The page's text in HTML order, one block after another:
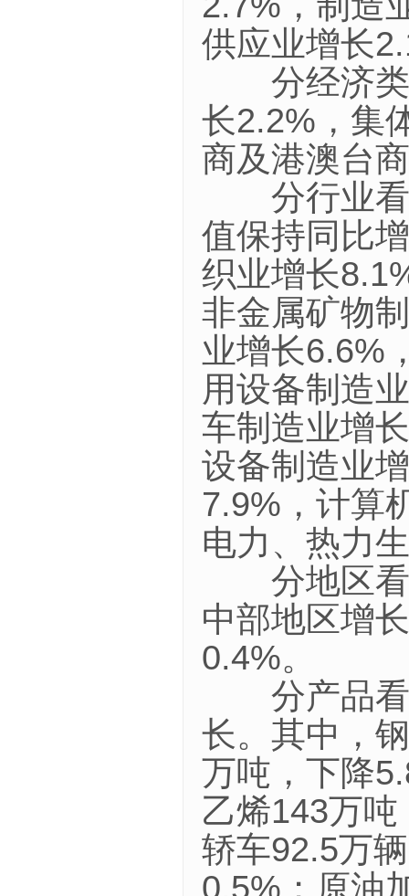
供应业增长
分经济类
长2.2%，集
商及港澳台
分行业看
值保持同比
织业增长
非金属矿物
业增长6.6%
用设备制造
车制造业增
设备制造业
7.9%，计算
电力、热力
分地区看
中部地区增
0.4%。
分产品看
长。其中，
万吨，下降
乙烯143万
轿车92.5万
0.5%；原油